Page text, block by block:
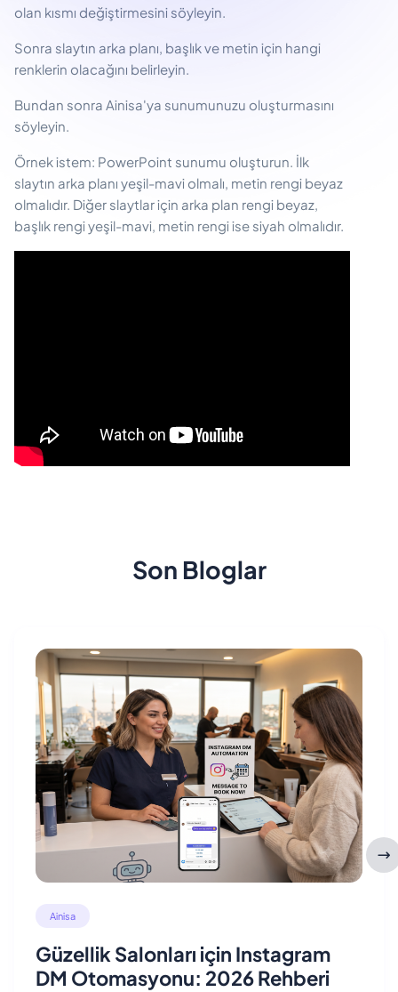
olan kısmı değiştirmesini söyleyin.
Sonra slaytın arka planı, başlık ve metin için hangi
renklerin olacağını belirleyin.
Bundan sonra Ainisa'ya sunumunuzu oluşturmasını
söyleyin.
Örnek istem: PowerPoint sunumu oluşturun. İlk
slaytın arka planı yeşil-mavi olmalı, metin rengi beyaz
olmalıdır. Diğer slaytlar için arka plan rengi beyaz,
başlık rengi yeşil-mavi, metin rengi ise siyah olmalıdır.
Son Bloglar
Ainisa
Güzellik Salonları için Instagram
DM Otomasyonu: 2026 Rehberi